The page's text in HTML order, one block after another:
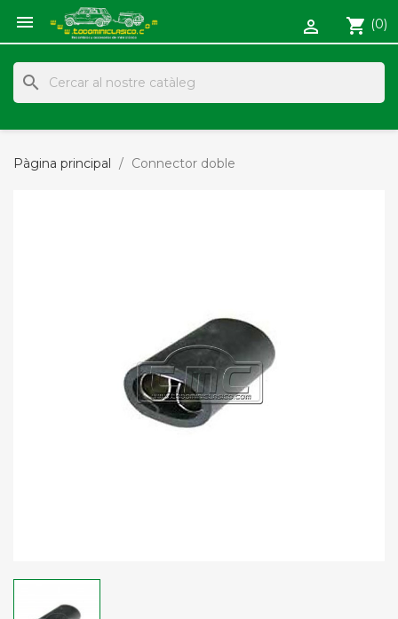
 shopping_cart (0)

search
Pàgina principal Connector doble